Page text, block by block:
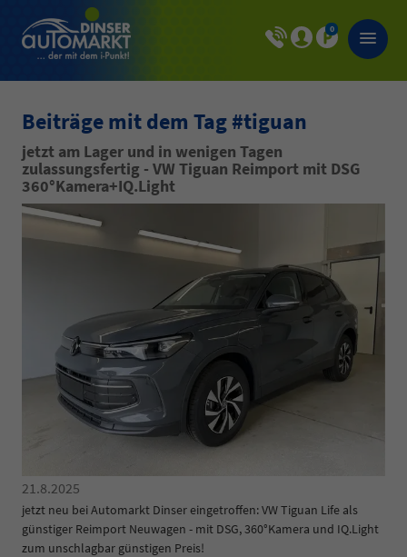
0
Beiträge mit dem Tag #tiguan
jetzt am Lager und in wenigen Tagen
zulassungsfertig - VW Tiguan Reimport mit DSG
360°Kamera+IQ.Light
21.8.2025
jetzt neu bei Automarkt Dinser eingetroffen: VW Tiguan Life als
günstiger Reimport Neuwagen - mit DSG, 360°Kamera und IQ.Light
zum unschlagbar günstigen Preis!